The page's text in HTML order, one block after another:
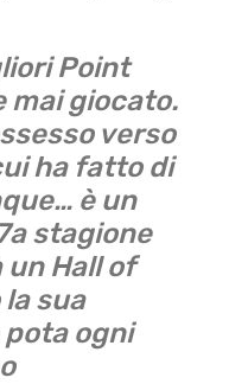
Point
mai giocato.
verso
ha fatto di
è un
stagione
un Hall of
sua
ogni